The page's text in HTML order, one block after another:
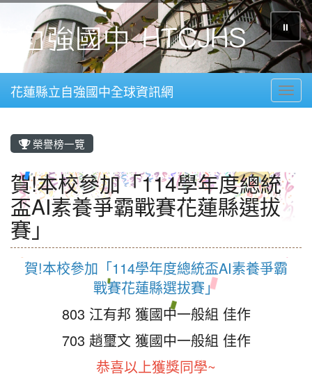
⏸
花蓮縣立自強國中全球資訊網
榮譽榜一覽
賀!本校參加「114學年度總統
盃AI素養爭霸戰賽花蓮縣選拔
賽」
賀!本校參加「114學年度總統盃AI素養爭霸
戰賽花蓮縣選拔賽」
803 江有邦 獲國中一般組 佳作
703 趙璽文 獲國中一般組 佳作
恭喜以上獲獎同學~